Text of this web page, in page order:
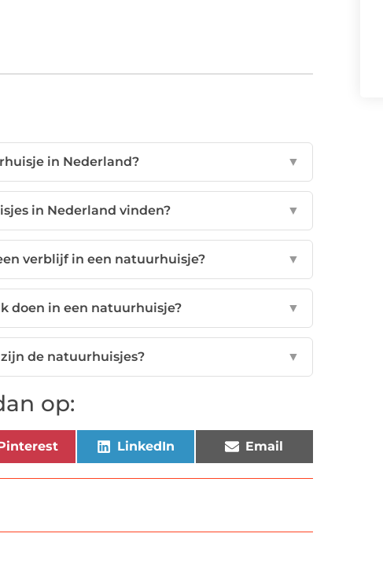
in Nederland? ▼
in Nederland vinden? ▼
verblijf in een natuurhuisje? ▼
doen in een natuurhuisje? ▼
de natuurhuisjes? ▼
op:
LinkedIn Email